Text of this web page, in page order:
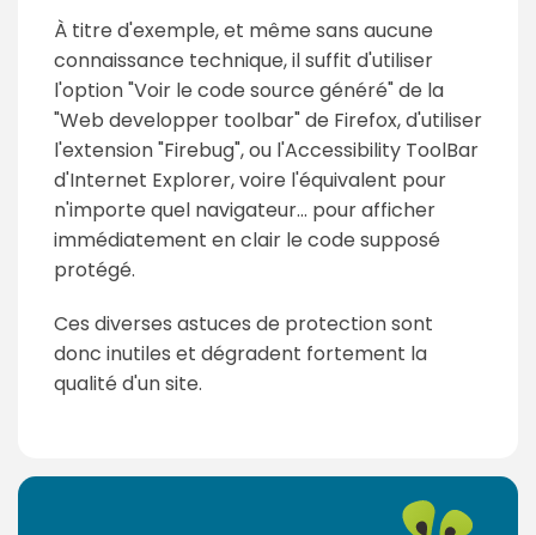
À titre d'exemple, et même sans aucune
connaissance technique, il suffit d'utiliser
l'option "Voir le code source généré" de la
"Web developper toolbar" de Firefox, d'utiliser
l'extension "Firebug", ou l'Accessibility ToolBar
d'Internet Explorer, voire l'équivalent pour
n'importe quel navigateur... pour afficher
immédiatement en clair le code supposé
protégé.
Ces diverses astuces de protection sont
donc inutiles et dégradent fortement la
qualité d'un site.